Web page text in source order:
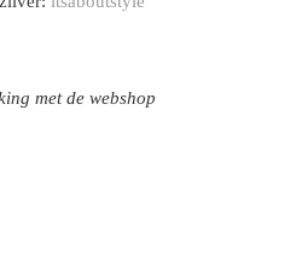
met de webshop